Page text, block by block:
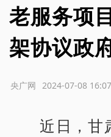
老服务项
架协议政
2024-07-08
央广网
近日，甘